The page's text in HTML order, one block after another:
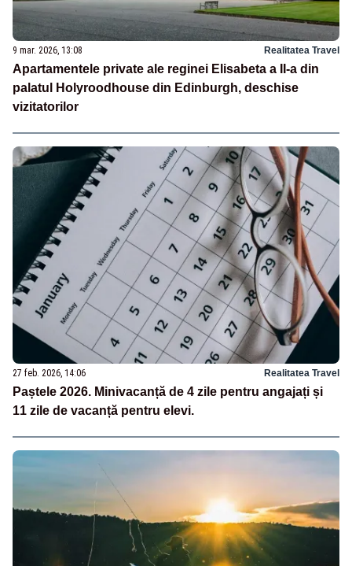
9 mar. 2026, 13:08 Realitatea Travel
Apartamentele private ale reginei Elisabeta a II-a din
palatul Holyroodhouse din Edinburgh, deschise
vizitatorilor
27 feb. 2026, 14:06 Realitatea Travel
Paștele 2026. Minivacanță de 4 zile pentru angajați și
11 zile de vacanță pentru elevi.